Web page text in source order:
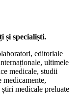
și specialiști.
editoriale
ultimele
medicale, studii
medicamente,
medicale preluate